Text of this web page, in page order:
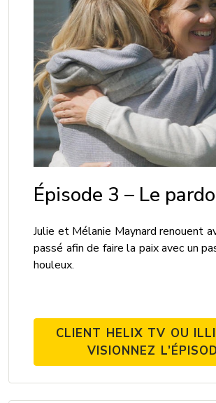
Épisode 3 – Le
Julie et Mélanie Maynard renouent
passé afin de faire la paix avec un
houleux.
CLIENT HELIX TV OU
VISIONNEZ